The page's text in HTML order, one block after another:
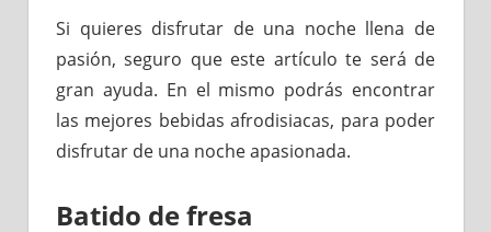
Si quieres disfrutar de una noche llena de
pasión, seguro que este artículo te será de
gran ayuda. En el mismo podrás encontrar
las mejores bebidas afrodisiacas, para poder
disfrutar de una noche apasionada.
Batido de fresa